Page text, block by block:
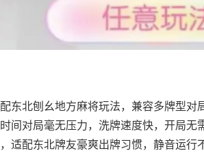
东北刨幺地方麻将玩法，兼容多牌型对
间对局毫无压力，洗牌速度快，开局无
适配东北牌友豪爽出牌习惯，静音运行